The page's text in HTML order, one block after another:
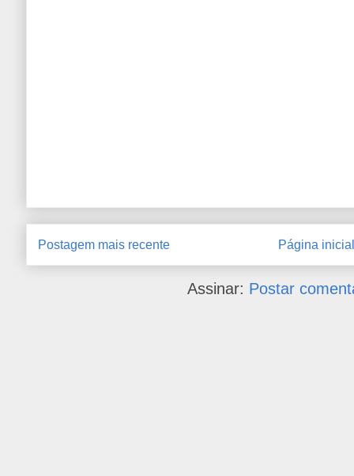
Postagem mais recente Página inicial
Assinar: Postar